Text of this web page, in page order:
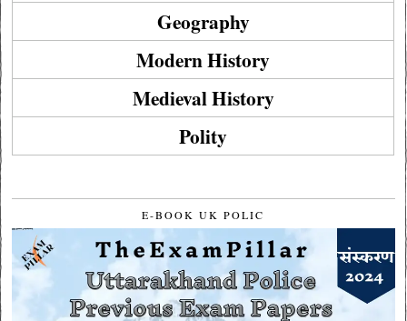
Geography
Modern History
Medieval History
Polity
E-BOOK UK POLIC